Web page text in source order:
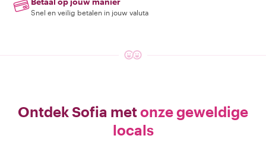
Snel en veilig betalen in jouw valuta
Ontdek Sofia metonze geweldige
locals